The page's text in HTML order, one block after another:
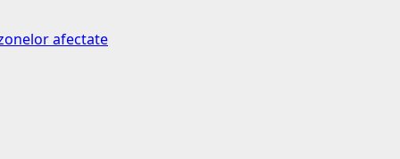
afectate